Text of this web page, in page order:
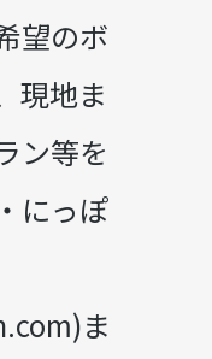
望のボ
現地ま
ン等を
にっぽ
ま